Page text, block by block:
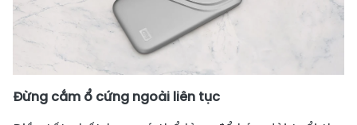
Đừng cắm ổ cứng ngoài liên tục